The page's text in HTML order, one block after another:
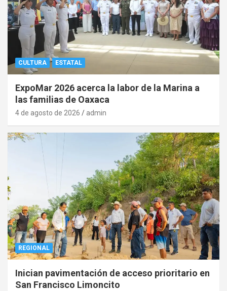
CULTURA ESTATAL
ExpoMar 2026 acerca la labor de la Marina a
las familias de Oaxaca
4 de agosto de 2026 admin
REGIONAL
Inician pavimentación de acceso prioritario en
San Francisco Limoncito